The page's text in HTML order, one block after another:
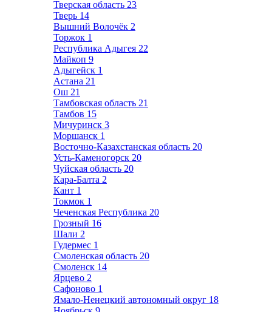
Тверская область 23
Тверь 14
Вышний Волочёк 2
Торжок 1
Республика Адыгея 22
Майкоп 9
Адыгейск 1
Астана 21
Ош 21
Тамбовская область 21
Тамбов 15
Мичуринск 3
Моршанск 1
Восточно-Казахстанская область 20
Усть-Каменогорск 20
Чуйская область 20
Кара-Балта 2
Кант 1
Токмок 1
Чеченская Республика 20
Грозный 16
Шали 2
Гудермес 1
Смоленская область 20
Смоленск 14
Ярцево 2
Сафоново 1
Ямало-Ненецкий автономный округ 18